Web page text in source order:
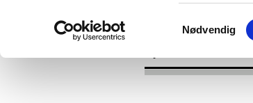
Samtykkevalg
Nødvendig